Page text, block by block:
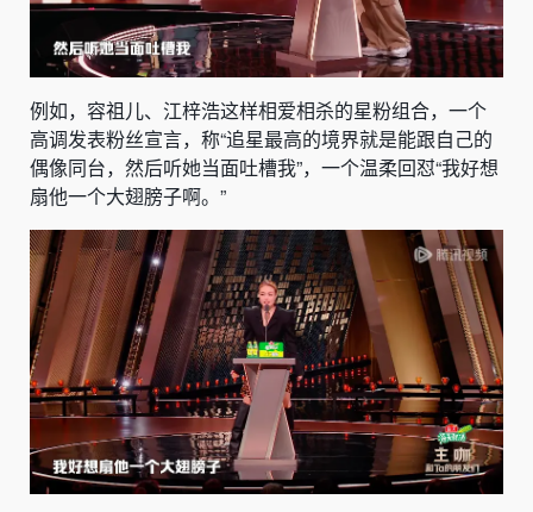
例如，容祖儿、江梓浩这样相爱相杀的星粉组合，一个
高调发表粉丝宣言，称“追星最高的境界就是能跟自己的
偶像同台，然后听她当面吐槽我”，一个温柔回怼“我好想
扇他一个大翅膀子啊。”